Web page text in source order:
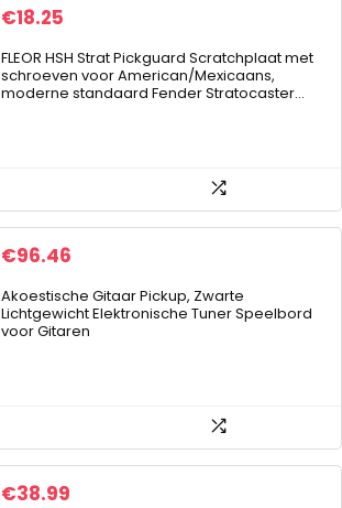
€18.25
FLEOR HSH Strat Pickguard Scratchplaat met
schroeven voor American/Mexicaans,
moderne standaard Fender Stratocaster…
€96.46
Akoestische Gitaar Pickup, Zwarte
Lichtgewicht Elektronische Tuner Speelbord
voor Gitaren
€38.99